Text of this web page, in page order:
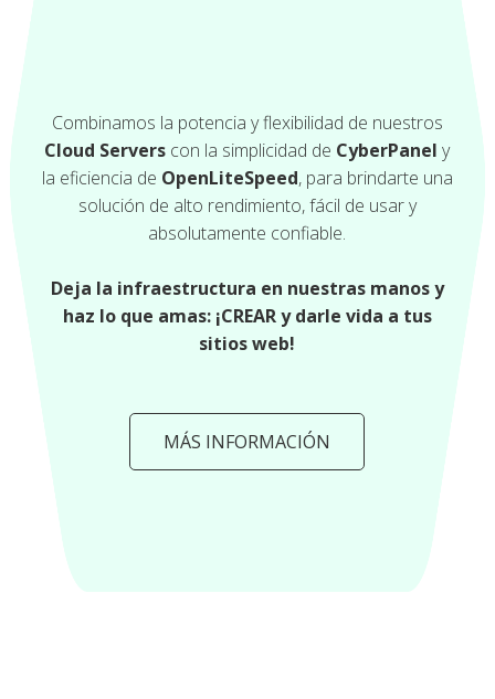
Combinamos la potencia y flexibilidad de nuestros
Cloud Servers con la simplicidad de CyberPanel y
la eficiencia de OpenLiteSpeed, para brindarte una
solución de alto rendimiento, fácil de usar y
absolutamente confiable.
Deja la infraestructura en nuestras manos y
haz lo que amas: ¡CREAR y darle vida a tus
sitios web!
MÁS INFORMACIÓN